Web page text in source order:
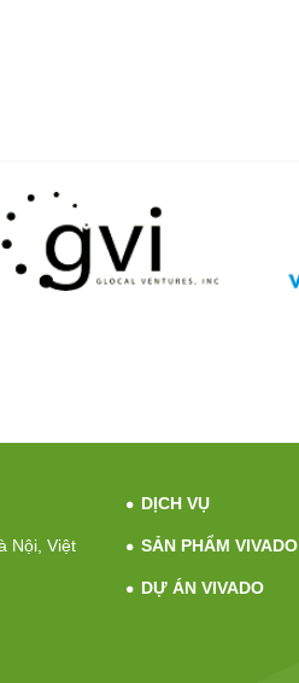
Nội, Việt
DỊCH VỤ
SẢN PHẨM VIVADO
DỰ ÁN VIVADO